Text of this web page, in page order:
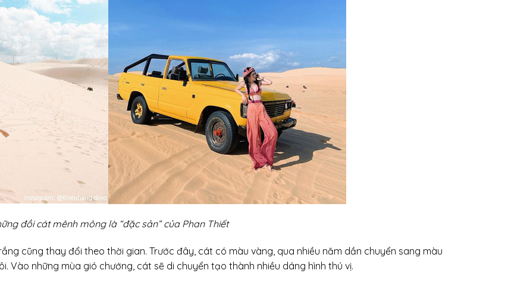
đồi cát mênh mông là “đặc sản” của Phan Thiết
cũng thay đổi theo thời gian. Trước đây, cát có màu vàng, qua nhiều năm dần chuyển sang màu
Vào những mùa gió chướng, cát sẽ di chuyển tạo thành nhiều dáng hình thú vị.